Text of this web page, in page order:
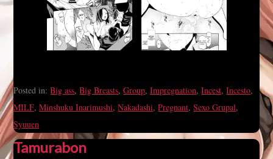
Posted in:Big ass,Big Breasts,Group,Impregnation,Incest,Incesto,
MILF,Minshuku Inarimushi,Nakadashi,Pregnant,Sexo Grupal,
Syuuen
Tamurabon